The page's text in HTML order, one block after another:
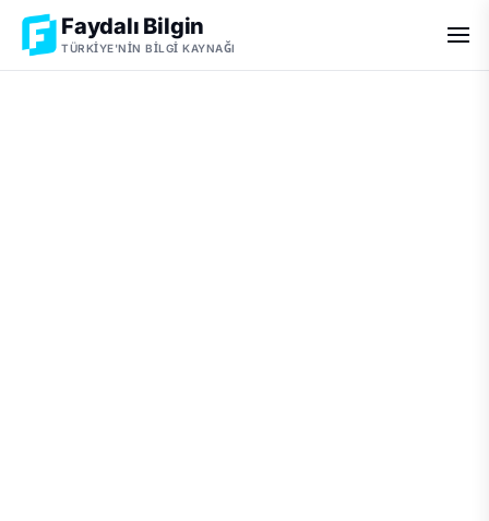
Faydalı Bilgin
TÜRKIYE'NIN BILGI KAYNAĞI